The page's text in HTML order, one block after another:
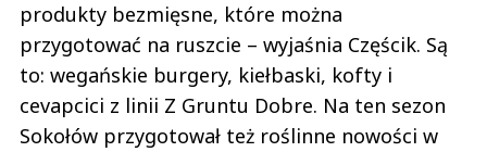
produkty bezmięsne, które można
przygotować na ruszcie – wyjaśnia Częścik. Są
to: wegańskie burgery, kiełbaski, kofty i
cevapcici z linii Z Gruntu Dobre. Na ten sezon
Sokołów przygotował też roślinne nowości w